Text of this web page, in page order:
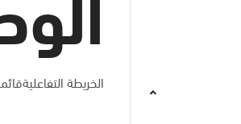
الخريطة التفاعلية